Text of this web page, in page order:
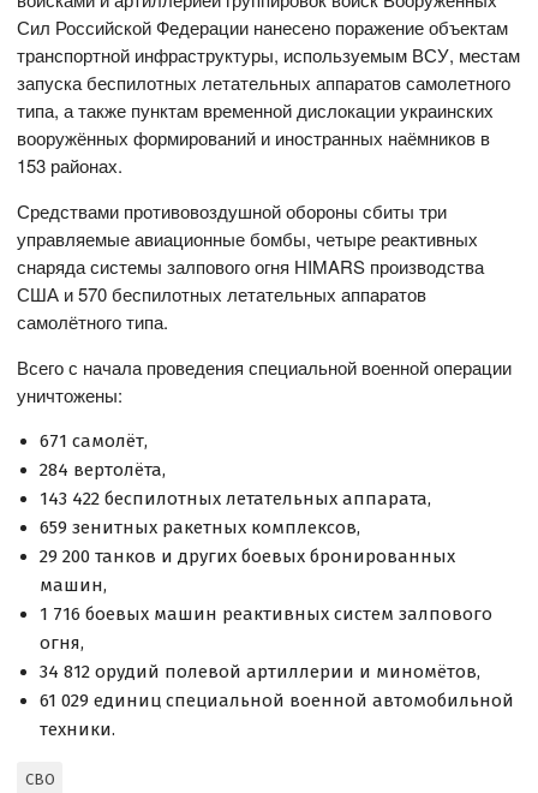
Сил Российской Федерации нанесено поражение объектам
транспортной инфраструктуры, используемым ВСУ, местам
запуска беспилотных летательных аппаратов самолетного
типа, а также пунктам временной дислокации украинских
вооружённых формирований и иностранных наёмников в
153 районах.
Средствами противовоздушной обороны сбиты три
управляемые авиационные бомбы, четыре реактивных
снаряда системы залпового огня HIMARS производства
США и 570 беспилотных летательных аппаратов
самолётного типа.
Всего с начала проведения специальной военной операции
уничтожены:
671 самолёт,
284 вертолёта,
143 422 беспилотных летательных аппарата,
659 зенитных ракетных комплексов,
29 200 танков и других боевых бронированных
машин,
1 716 боевых машин реактивных систем залпового
огня,
34 812 орудий полевой артиллерии и миномётов,
61 029 единиц специальной военной автомобильной
техники.
СВО